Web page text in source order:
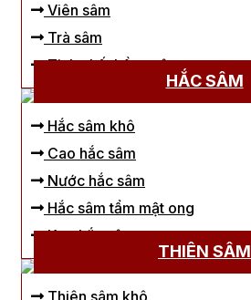
Viên sâm
Trà sâm
Tinh chất hồng sâm
HẮC SÂM
Hắc sâm khô
Cao hắc sâm
Nước hắc sâm
Hắc sâm tẩm mật ong
Kẹo hắc sâm
THIÊN SÂM